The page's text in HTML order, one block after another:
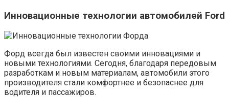
Инновационные технологии автомобилей Ford
Форд всегда был известен своими инновациями и
новыми технологиями. Сегодня, благодаря передовым
разработкам и новым материалам, автомобили этого
производителя стали комфортнее и безопаснее для
водителя и пассажиров.